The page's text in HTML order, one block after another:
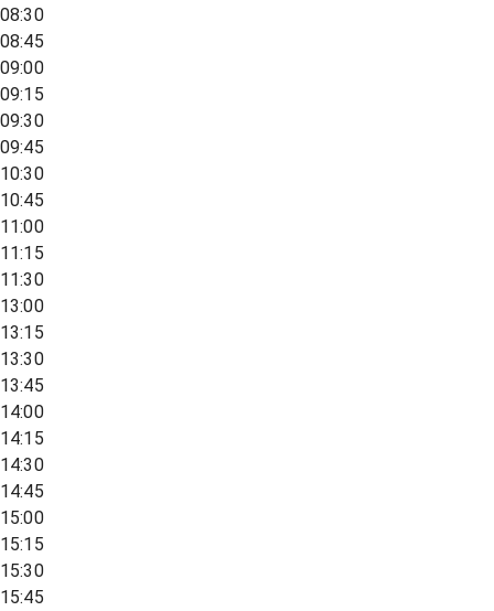
08:30
08:45
09:00
09:15
09:30
09:45
10:30
10:45
11:00
11:15
11:30
13:00
13:15
13:30
13:45
14:00
14:15
14:30
14:45
15:00
15:15
15:30
15:45